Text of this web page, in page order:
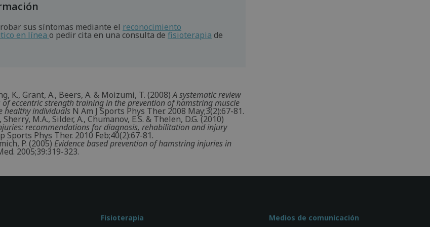
sus síntomas mediante el reconocimiento
en línea o pedir cita en una consulta de fisioterapia de
K., Grant, A., Beers, A. & Moizumi, T. (2008)A systematic review
of eccentric strength training in the prevention of hamstring muscle
healthy individuals N Am J Sports Phys Ther. 2008 May;3(2):67-81.
M.A., Silder, A., Chumanov, E.S. & Thelen, D.G. (2010)
recommendations for diagnosis, rehabilitation and injury
Sports Phys Ther. 2010 Feb;40(2):67-81.
P. (2005) Evidence based prevention of hamstring injuries in
2005;39:319-323.
Fisioterapia
Medios de comunicación